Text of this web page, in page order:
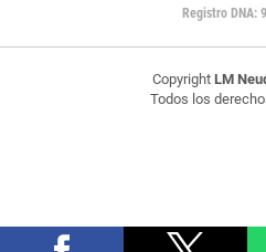
Registro DNA:
Copyright LM
Todos los